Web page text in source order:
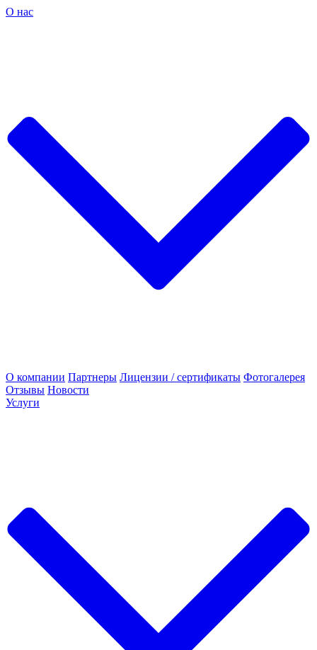
О нас
О компании Партнеры Лицензии / сертификаты Фотогалерея
Отзывы Новости
Услуги